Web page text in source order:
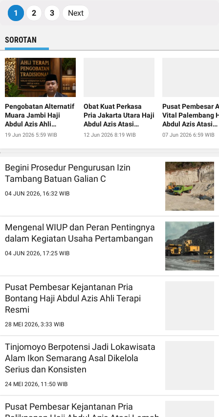
1 2 3 Next
SOROTAN
Pengobatan Alternatif
Muara Jambi Haji
Abdul Azis Ahli
Pembesar Alat Vital
19 Jun 2026 5:59 WIB
Obat Kuat Perkasa
Pria Jakarta Utara Haji
Abdul Azis Atasi
Ejakulasi Dini
12 Jun 2026 8:19 WIB
Pusat Pembesar
Vital Palembang
Abdul Azis Atasi
Ejakulasi Dini
07 Jun 2026 6:59 WIB
Begini Prosedur Pengurusan Izin
Tambang Batuan Galian C
04 JUN 2026, 16:32 WIB
Mengenal WIUP dan Peran Pentingnya
dalam Kegiatan Usaha Pertambangan
04 JUN 2026, 17:25 WIB
Pusat Pembesar Kejantanan Pria
Bontang Haji Abdul Azis Ahli Terapi
Resmi
28 MEI 2026, 3:33 WIB
Tinjomoyo Berpotensi Jadi Lokawisata
Alam Ikon Semarang Asal Dikelola
Serius dan Konsisten
24 MEI 2026, 11:50 WIB
Pusat Pembesar Kejantanan Pria